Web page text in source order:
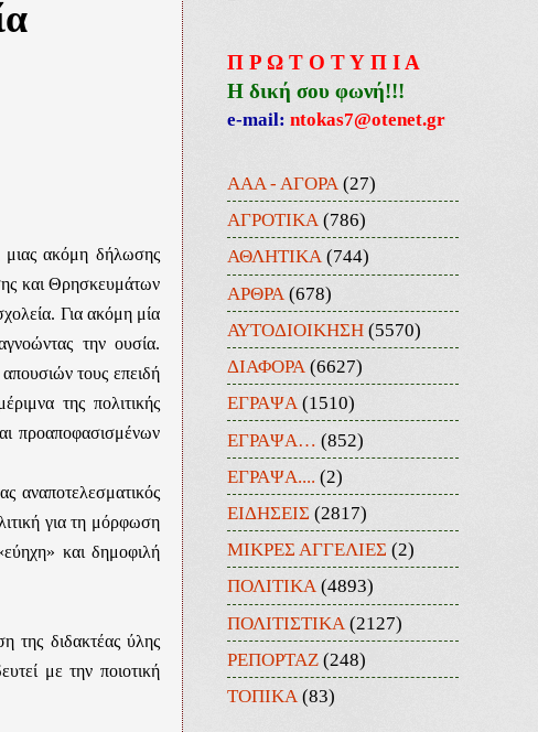
μιας ακόμη δήλωσης
και Θρησκευμάτων
Για ακόμη μία
την ουσία.
τους επειδή
της πολιτικής
προαποφασισμένων
αναποτελεσματικός
για τη μόρφωση
και δημοφιλή
της διδακτέας ύλης
με την ποιοτική
Π Ρ Ω Τ Ο Τ Υ Π Ι Α
Η δική σου φωνή!!!
e-mail: ntokas7@otenet.gr
ΑΑΑ - ΑΓΟΡΑ (27)
ΑΓΡΟΤΙΚΑ (786)
ΑΘΛΗΤΙΚΑ (744)
ΑΡΘΡΑ (678)
ΑΥΤΟΔΙΟΙΚΗΣΗ (5570)
ΔΙΑΦΟΡΑ (6627)
ΕΓΡΑΨΑ (1510)
ΕΓΡΑΨΑ… (852)
ΕΓΡΑΨΑ.... (2)
ΕΙΔΗΣΕΙΣ (2817)
ΜΙΚΡΕΣ ΑΓΓΕΛΙΕΣ (2)
ΠΟΛΙΤΙΚΑ (4893)
ΠΟΛΙΤΙΣΤΙΚΑ (2127)
ΡΕΠΟΡΤΑΖ (248)
ΤΟΠΙΚΑ (83)